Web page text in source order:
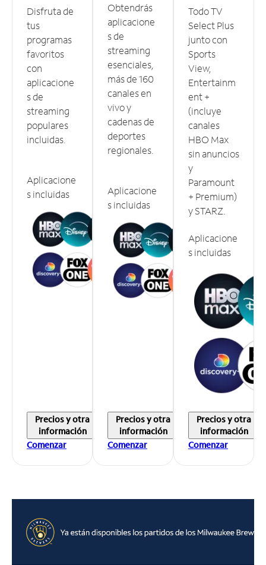
Disfruta de
tus
programas
favoritos
con
aplicacione
s de
streaming
populares
incluidas.
Aplicacione
s incluidas
Precios y otra
información
Comenzar
Obtendrás
aplicacione
s de
streaming
esenciales,
más de 160
canales en
vivo y
cadenas de
deportes
regionales.
Aplicacione
s incluidas
Precios y otra
información
Comenzar
Todo TV
Select Plus
junto con
Sports
View,
Entertainm
ent +
(incluye
canales
HBO Max
sin anuncios
y
Paramount
+ Premium)
y STARZ.
Aplicacione
s incluidas
Precios y otra
información
Comenzar